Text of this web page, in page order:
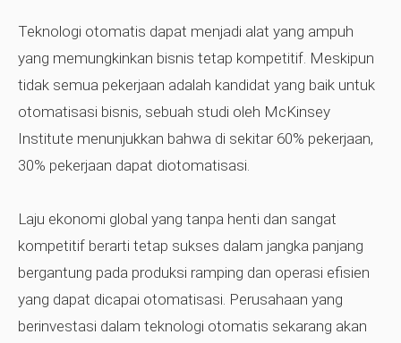
Teknologi otomatis dapat menjadi alat yang ampuh
yang memungkinkan bisnis tetap kompetitif. Meskipun
tidak semua pekerjaan adalah kandidat yang baik untuk
otomatisasi bisnis, sebuah studi oleh McKinsey
Institute menunjukkan bahwa di sekitar 60% pekerjaan,
30% pekerjaan dapat diotomatisasi.
Laju ekonomi global yang tanpa henti dan sangat
kompetitif berarti tetap sukses dalam jangka panjang
bergantung pada produksi ramping dan operasi efisien
yang dapat dicapai otomatisasi. Perusahaan yang
berinvestasi dalam teknologi otomatis sekarang akan